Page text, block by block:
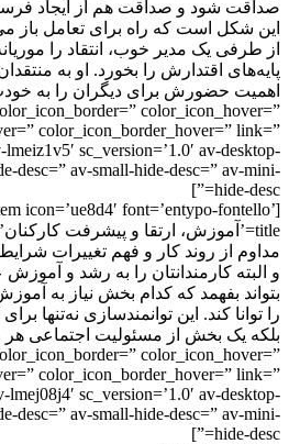
شود و صداقت هم از ایجاد فرسایش
است که راه برای تعامل باز می‌شود.
یک مدیر خوب، انتقاد را موریانه‌ای
اقتدارش را بخورد. او به منتقدان خود
color_icon_border=”
color_icon_border_hover=”
lmeiz1v5′ sc_version=’1.0′ av-
hide-desc=” av-small-hide-desc=”
hide-
icon=’ue8d4′ font=’entypo-
از روند کار و فهم تغییرات شرایط،
کارمندانتان را به رشد و آموزش
بفهمد که کدام بخش نیاز به آموزش
کند. این توانمندسازی نه‌تنها برای
color_icon_border=”
color_icon_border_hover=”
lmej08j4′ sc_version=’1.0′ av-
hide-desc=” av-small-hide-desc=”
hide-